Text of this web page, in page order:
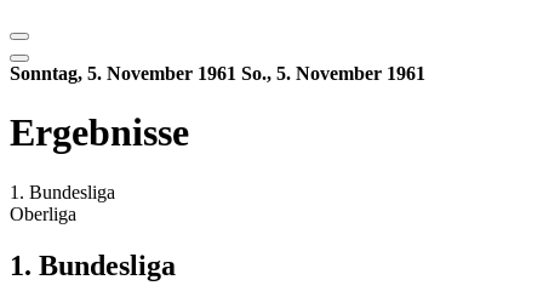
Sonntag, 5. November 1961 So., 5. November 1961
Ergebnisse
1. Bundesliga
Oberliga
1. Bundesliga